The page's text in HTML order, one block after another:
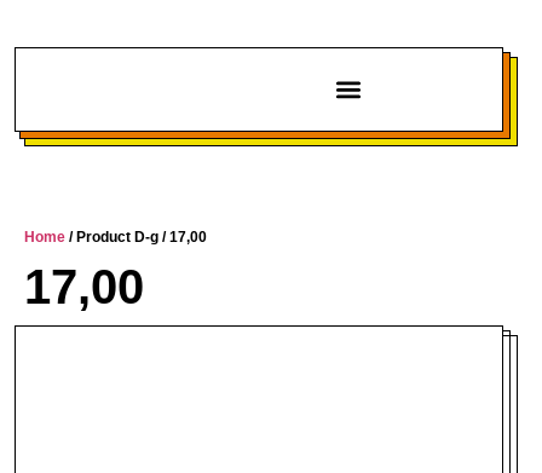
Home / Product D-g / 17,00
17,00